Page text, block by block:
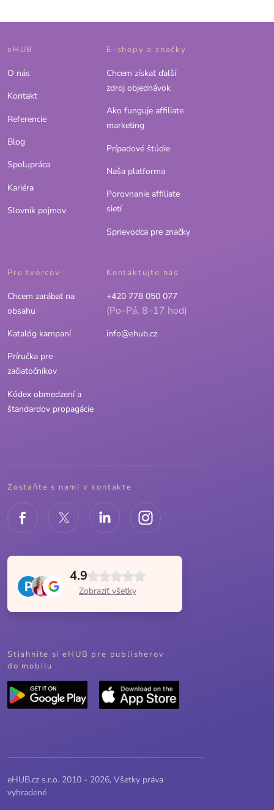
eHUB
O nás
Kontakt
Referencie
Blog
Spolupráca
Kariéra
Slovník pojmov
E-shopy a značky
Chcem získať ďalší
zdroj objednávok
Ako funguje affiliate
marketing
Prípadové štúdie
Naša platforma
Porovnanie affiliate
sietí
Sprievodca pre značky
Pre tvorcov
Chcem zarábať na
obsahu
Katalóg kampaní
Príručka pre
začiatočníkov
Kódex obmedzení a
štandardov propagácie
Kontaktujte nás
+420 778 050 077
(Po–Pá, 8–17 hod)
info@ehub.cz
Zostaňte s nami v kontakte
4.9
Zobraziť všetky
Stiahnite si eHUB pre publisherov
do mobilu
eHUB.cz s.r.o. 2010 - 2026, Všetky práva
vyhradené